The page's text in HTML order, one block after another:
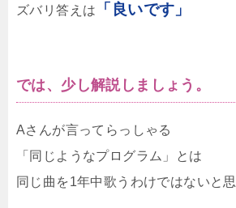
ズバリ答えは 「良いです」
では、少し解説しましょう。
Aさんが言ってらっしゃる
「同じようなプログラム」とは
同じ曲を1年中歌うわけではないと思